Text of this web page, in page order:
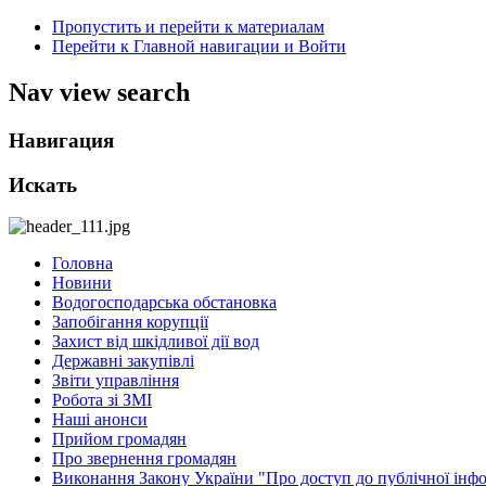
Пропустить и перейти к материалам
Перейти к Главной навигации и Войти
Nav view search
Навигация
Искать
Головна
Новини
Водогосподарська обстановка
Запобігання корупції
Захист від шкідливої дії вод
Державні закупівлі
Звіти управління
Робота зі ЗМІ
Наші анонси
Прийом громадян
Про звернення громадян
Виконання Закону України "Про доступ до публічної